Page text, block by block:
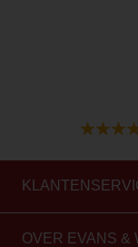
OVER EVANS &